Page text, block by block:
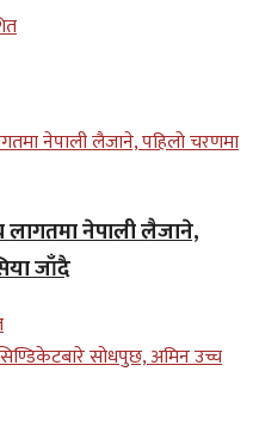
लागतमा नेपाली लैजाने,
जाँदै